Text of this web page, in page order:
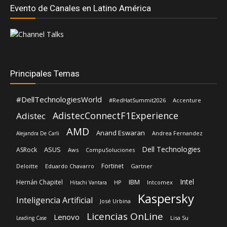
Evento de Canales en Latino América
Principales Temas
#DellTechnologiesWorld #RedHatSummit2026 Accenture
Adistec AdistecConnectF1Experience
Alejandra De Carli AMD Anand Eswaran Andrea Fernandez
ASRock ASUS Aws CompuSoluciones Dell Technologies
Deloitte Eduardo Chavarro Fortinet Gartner
Hernán Chapitel Hitachi Vantara HP IBM Intcomex Intel
Inteligencia Artificial José Urbina Kaspersky
Leading Case Lenovo Licencias OnLine Lisa Su